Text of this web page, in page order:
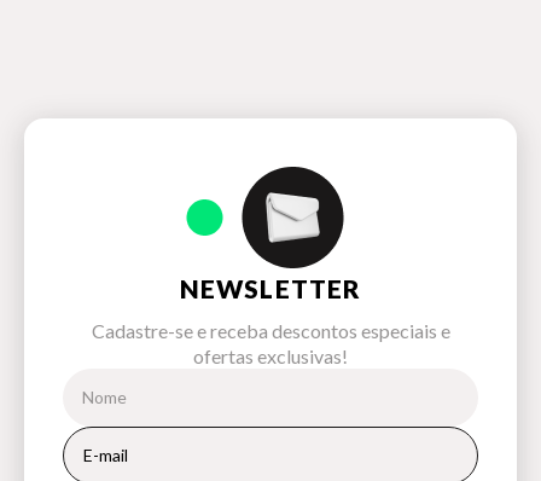
NEWSLETTER
Cadastre-se e receba descontos especiais e
ofertas exclusivas!